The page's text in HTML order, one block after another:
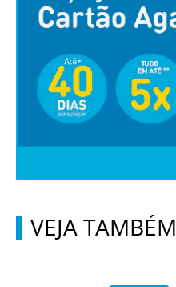
VEJA TAMBÉM